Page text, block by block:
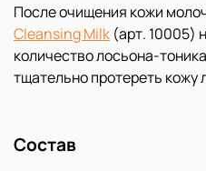
После очищения кожи
Cleansing Milk (арт. 10005)
количество лосьона-
тщательно протереть кожу
Состав